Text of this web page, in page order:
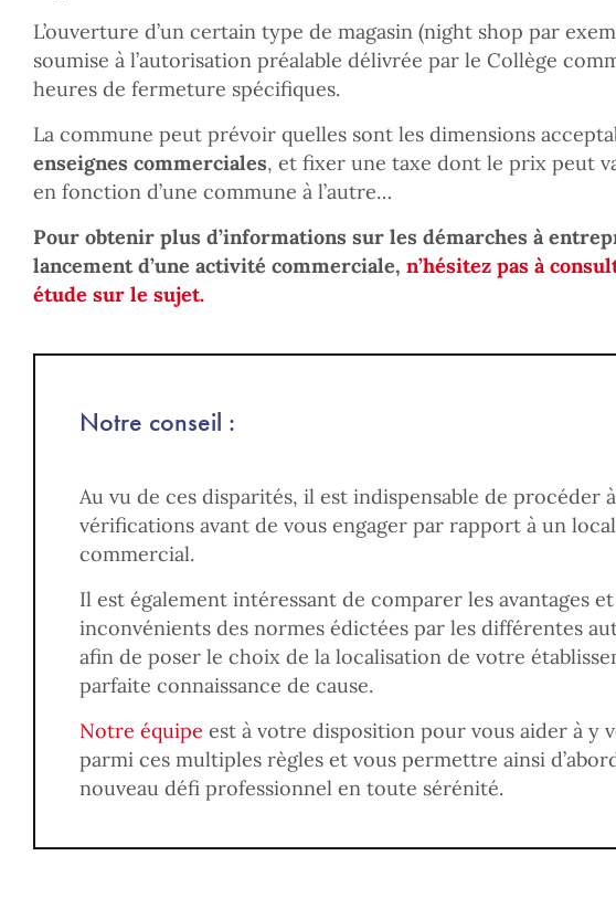
L’ouverture d’un certain type de magasin (night shop par
soumise à l’autorisation préalable délivrée par le Collège
heures de fermeture spécifiques.
La commune peut prévoir quelles sont les dimensions
enseignes commerciales, et fixer une taxe dont le prix peut
en fonction d’une commune à l’autre…
Pour obtenir plus d’informations sur les démarches à
lancement d’une activité commerciale, n’hésitez pas à
étude sur le sujet.
Notre conseil :
Au vu de ces disparités, il est indispensable de procéder
vérifications avant de vous engager par rapport à un local
commercial.
Il est également intéressant de comparer les avantages
inconvénients des normes édictées par les différentes
afin de poser le choix de la localisation de votre
parfaite connaissance de cause.
Notre équipe est à votre disposition pour vous aider à y
parmi ces multiples règles et vous permettre ainsi
nouveau défi professionnel en toute sérénité.